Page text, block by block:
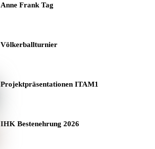
Anne Frank Tag
Völkerballturnier
Projektpräsentationen ITAM1
IHK Bestenehrung 2026